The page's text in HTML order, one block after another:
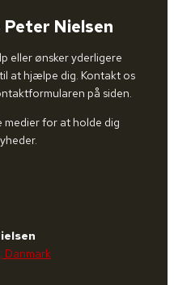
Nielsen
eller ønsker yderligere
at hjælpe dig. Kontakt os
på siden.
medier for at holde dig
Danmark